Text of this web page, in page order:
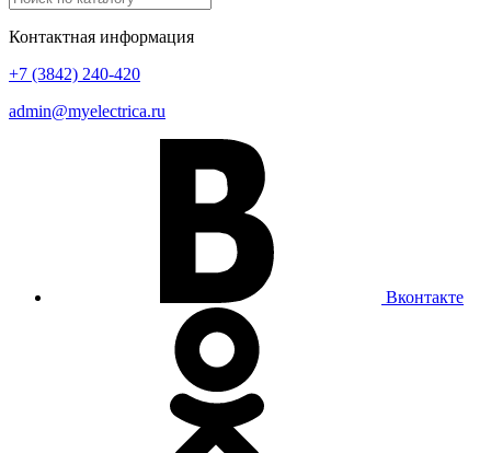
Контактная информация
+7 (3842) 240-420
admin@myelectrica.ru
Вконтакте